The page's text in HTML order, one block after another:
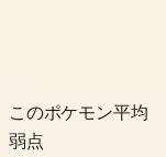
このポケモン平均
弱点